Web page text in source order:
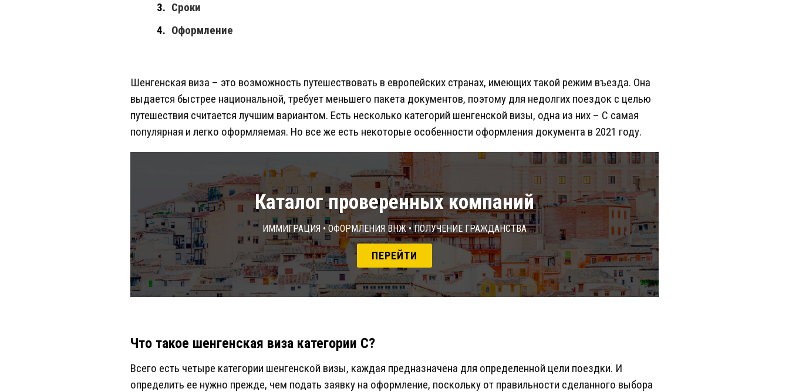
Сроки
Оформление
Шенгенская виза – это возможность путешествовать в европейских странах, имеющих такой режим въезда. Она
выдается быстрее национальной, требует меньшего пакета документов, поэтому для недолгих поездок с целью
путешествия считается лучшим вариантом. Есть несколько категорий шенгенской визы, одна из них – C самая
популярная и легко оформляемая. Но все же есть некоторые особенности оформления документа в 2021 году.
Каталог проверенных компаний
Иммиграция • Оформления ВНЖ • Получение гражданства
ПЕРЕЙТИ
Что такое шенгенская виза категории C?
Всего есть четыре категории шенгенской визы, каждая предназначена для определенной цели поездки. И
определить ее нужно прежде, чем подать заявку на оформление, поскольку от правильности сделанного выбора